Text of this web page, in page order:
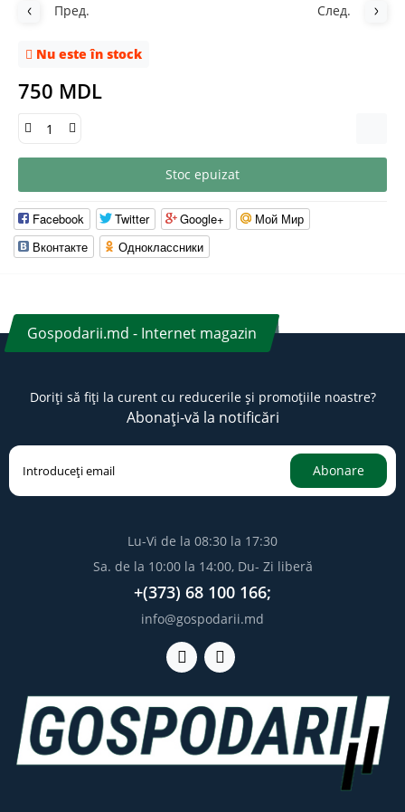
Пред. След.
Nu este în stock
750 MDL
Stoc epuizat
Facebook Twitter Google+
Мой Мир
Вконтакте
Одноклассники
Gospodarii.md - Internet magazin
Doriți să fiți la curent cu reducerile și promoțiile noastre?
Abonați-vă la notificări
Abonare
Lu-Vi de la 08:30 la 17:30
Sa. de la 10:00 la 14:00, Du- Zi liberă
+(373) 68 100 166;
info@gospodarii.md